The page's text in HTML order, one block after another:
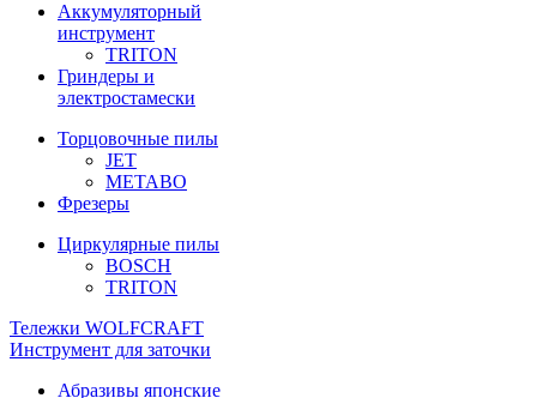
Аккумуляторный
инструмент
TRITON
Гриндеры и
электростамески
Торцовочные пилы
JET
METABO
Фрезеры
Циркулярные пилы
BOSCH
TRITON
Тележки WOLFCRAFT
Инструмент для заточки
Абразивы японские